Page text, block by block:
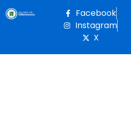
Facebook
Instagram
X